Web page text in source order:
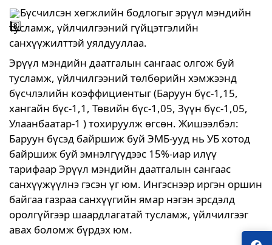
Бүсчилсэн хөгжлийн бодлогыг эрүүл мэндийн
тусламж, үйлчилгээний гүйцэтгэлийн
санхүүжилттэй уялдууллаа.
Эрүүл мэндийн даатгалын сангаас олгож буй
тусламж, үйлчилгээний төлбөрийн хэмжээнд
бүсчлэлийн коэффициентыг (Баруун бүс-1,15,
хангайн бүс-1,1, Төвийн бүс-1,05, Зүүн бүс-1,05,
Улаанбаатар-1 ) тохируулж өгсөн. Жишээлбэл:
Баруун бүсэд байршиж буй ЭМБ-ууд нь УБ хотод
байршиж буй эмнэлгүүдээс 15%-иар илүү
тарифаар Эрүүл мэндийн даатгалын сангаас
санхүүжүүлнэ гэсэн үг юм. Ингэснээр иргэн оршин
байгаа газраа санхүүгийн ямар нэгэн эрсдэлд
оролгүйгээр шаардлагатай тусламж, үйлчилгээг
авах боломж бүрдэх юм.